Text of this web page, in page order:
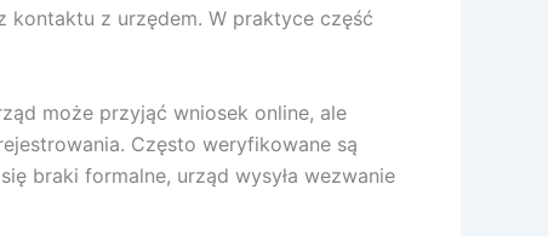
kontaktu z urzędem. W praktyce część
może przyjąć wniosek online, ale
Często weryfikowane są
braki formalne, urząd wysyła wezwanie